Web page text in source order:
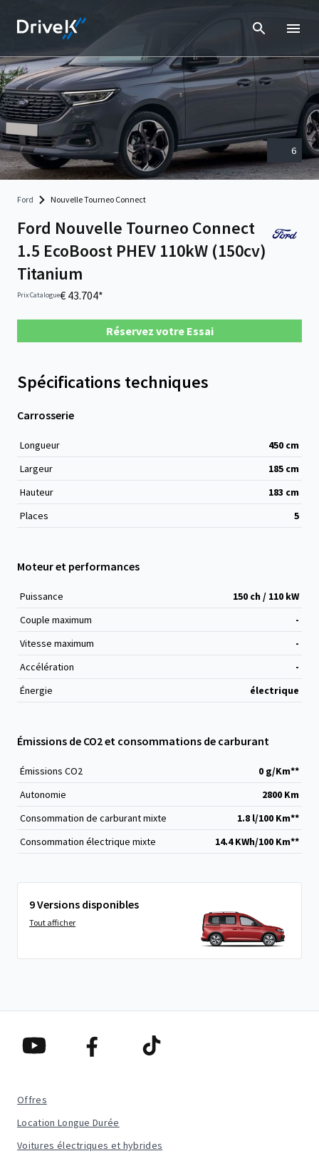
6
Ford Nouvelle Tourneo Connect
Ford Nouvelle Tourneo Connect
1.5 EcoBoost PHEV 110kW (150cv)
Titanium
Prix Catalogue€ 43.704*
Réservez votre Essai
Spécifications techniques
Carrosserie
Longueur 450 cm
Largeur
185 cm
Hauteur
183 cm
Places
5
Moteur et performances
Puissance
150 ch / 110 kW
Couple maximum
-
Vitesse maximum
-
Accélération
-
Énergie
électrique
Émissions de CO2 et consommations de carburant
Émissions CO2
0 g/Km**
Autonomie
2800 Km
Consommation de carburant mixte
1.8 l/100 Km**
Consommation électrique mixte
14.4 KWh/100 Km**
9 Versions disponibles
Tout afficher
Offres
Location Longue Durée
Voitures électriques et hybrides